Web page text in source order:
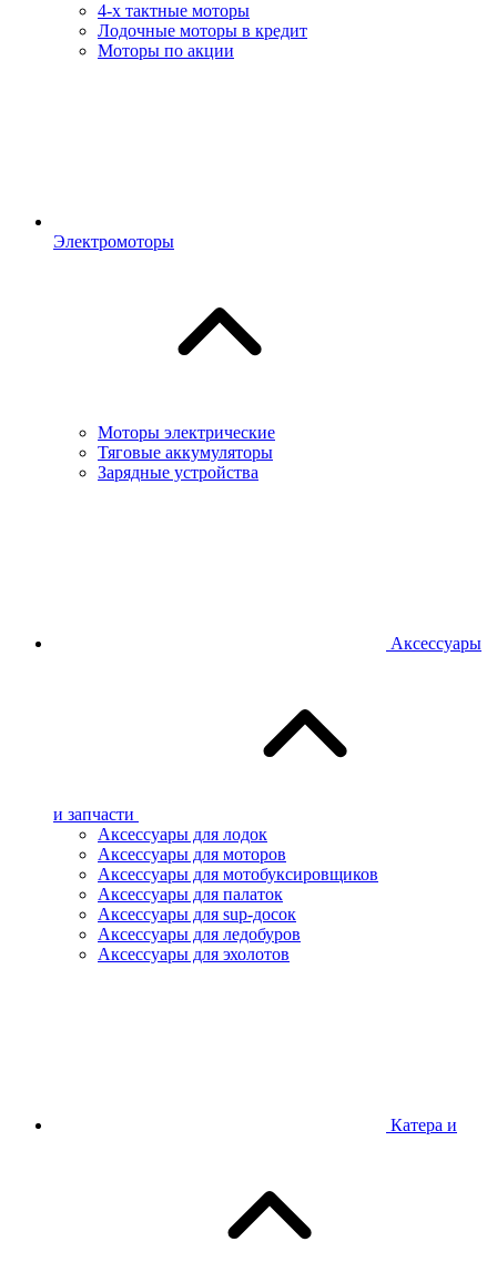
4-х тактные моторы
Лодочные моторы в кредит
Моторы по акции
Электромоторы
Моторы электрические
Тяговые аккумуляторы
Зарядные устройства
Аксессуары
и запчасти
Аксессуары для лодок
Аксессуары для моторов
Аксессуары для мотобуксировщиков
Аксессуары для палаток
Аксессуары для sup-досок
Аксессуары для ледобуров
Аксессуары для эхолотов
Катера и